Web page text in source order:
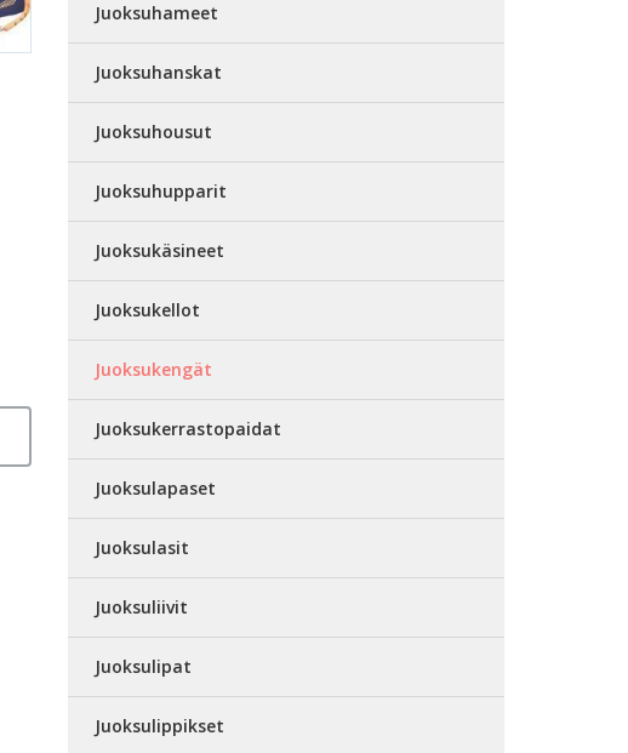
Juoksuhameet
Juoksuhanskat
Juoksuhousut
Juoksuhupparit
Juoksukäsineet
Juoksukellot
Juoksukengät
Juoksukerrastopaidat
Juoksulapaset
Juoksulasit
Juoksuliivit
Juoksulipat
Juoksulippikset